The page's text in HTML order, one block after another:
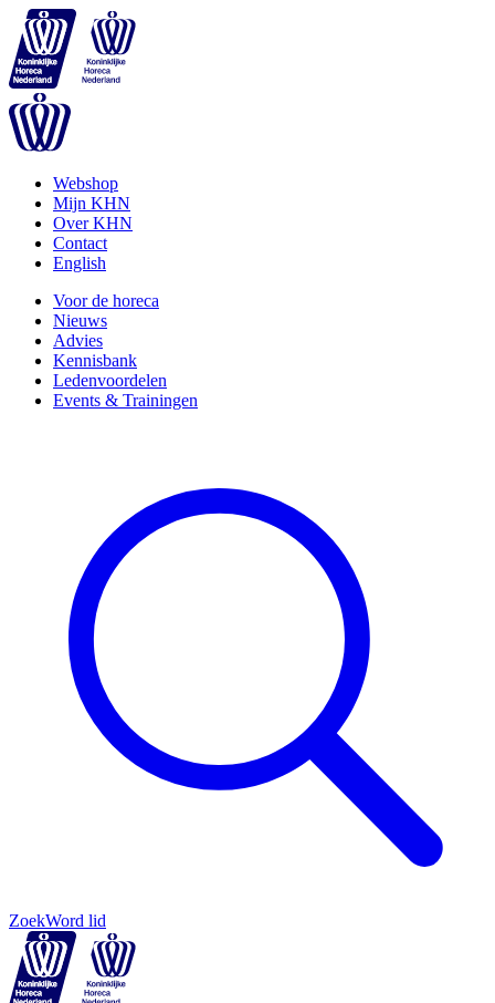
Webshop
Mijn KHN
Over KHN
Contact
English
Voor de horeca
Nieuws
Advies
Kennisbank
Ledenvoordelen
Events & Trainingen
ZoekWord lid